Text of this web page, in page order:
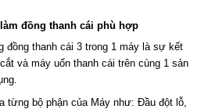
đồng thanh cái phù hợp
đồng thanh cái 3 trong 1 máy là sự kết
và máy uốn thanh cái trên cùng 1 sản
từng bộ phận của Máy như: Đầu đột lỗ,